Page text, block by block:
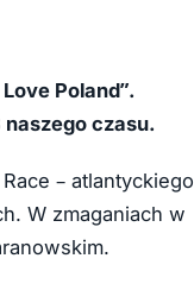
Poland”.
czasu.
– atlantyckiego
W zmaganiach w